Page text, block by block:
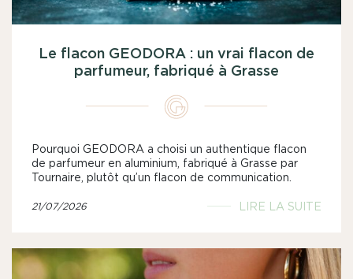
Le flacon GEODORA : un vrai flacon de
parfumeur, fabriqué à Grasse
Pourquoi GEODORA a choisi un authentique flacon
de parfumeur en aluminium, fabriqué à Grasse par
Tournaire, plutôt qu’un flacon de communication.
21/07/2026 LIRE LA SUITE